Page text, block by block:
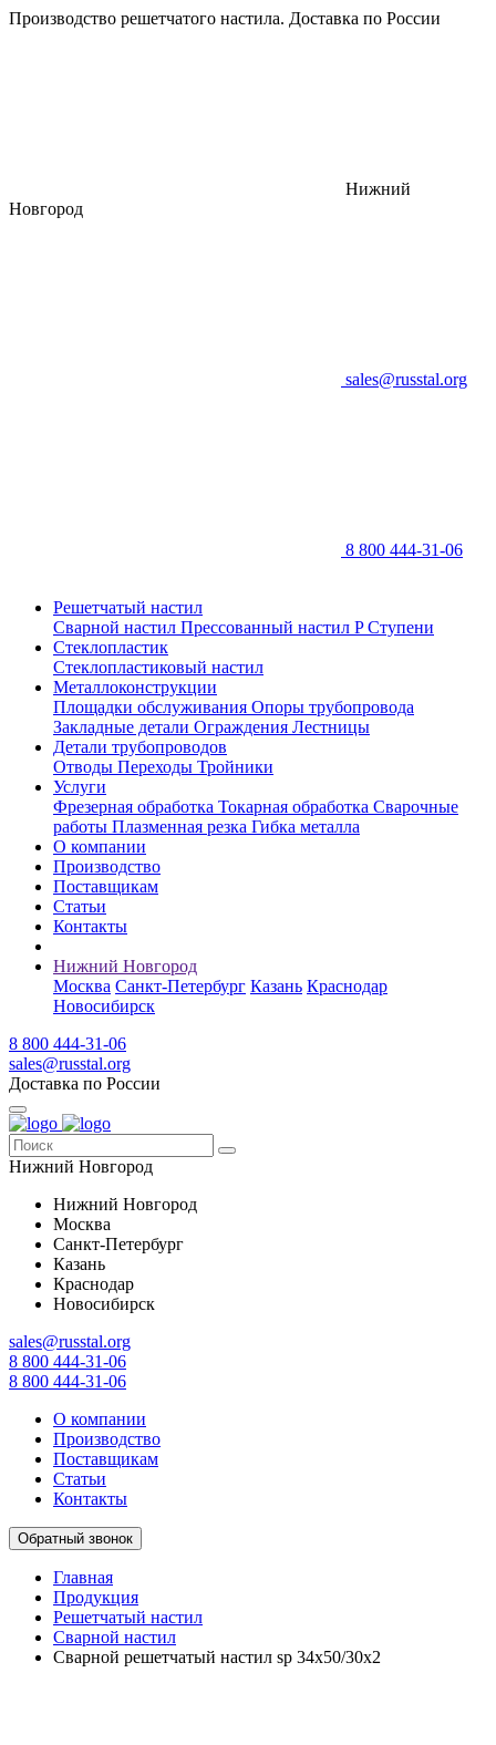
Производство решетчатого настила. Доставка по России
Нижний
Новгород
sales@russtal.org
8 800 444-31-06
Решетчатый настил
Сварной настил Прессованный настил PСтупени
Стеклопластик
Стеклопластиковый настил
Металлоконструкции
Площадки обслуживания Опоры трубопровода
Закладные детали Ограждения Лестницы
Детали трубопроводов
Отводы Переходы Тройники
Услуги
Фрезерная обработка Токарная обработка Сварочные
работы Плазменная резка Гибка металла
О компании
Производство
Поставщикам
Статьи
Контакты
Нижний Новгород
Москва Санкт-Петербург Казань Краснодар
Новосибирск
8 800 444-31-06
sales@russtal.org
Доставка по России
Нижний Новгород
Нижний Новгород
Москва
Санкт-Петербург
Казань
Краснодар
Новосибирск
sales@russtal.org
8 800 444-31-06
8 800 444-31-06
О компании
Производство
Поставщикам
Статьи
Контакты
Обратный звонок
Главная
Продукция
Решетчатый настил
Сварной настил
Сварной решетчатый настил sp 34х50/30х2